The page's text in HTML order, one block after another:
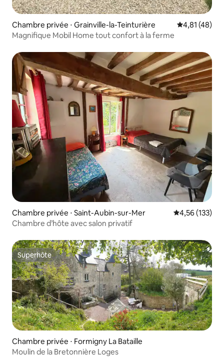
Chambre privée ⋅ Grainville-la-Teinturière Évaluation
4,81 (48)
Magnifique Mobil Home tout confort à la ferme
Chambre privée ⋅ Saint-Aubin-sur-Mer Évaluation
4,56 (133)
Chambre d’hôte avec salon privatif
Superhôte
Superhôte
Chambre privée ⋅ Formigny La Bataille
Moulin de la Bretonnière Loges